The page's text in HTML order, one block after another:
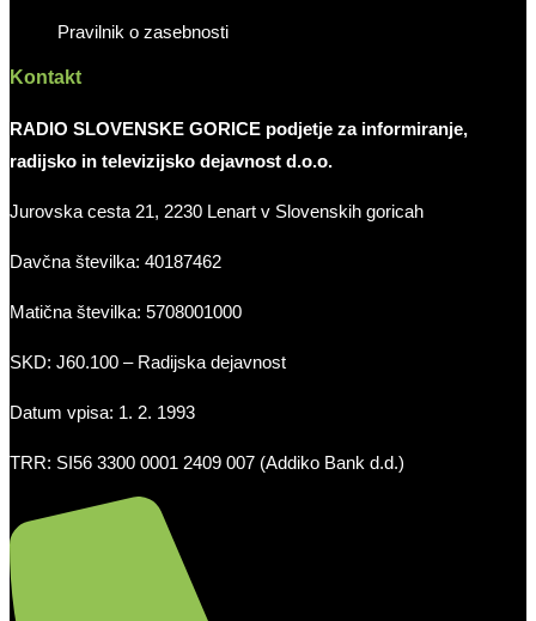
Pravilnik o zasebnosti
Kontakt
RADIO SLOVENSKE GORICE podjetje za informiranje,
radijsko in televizijsko dejavnost d.o.o.
Jurovska cesta 21, 2230 Lenart v Slovenskih goricah
Davčna številka: 40187462
Matična številka: 5708001000
SKD: J60.100 – Radijska dejavnost
Datum vpisa: 1. 2. 1993
TRR: SI56 3300 0001 2409 007 (Addiko Bank d.d.)